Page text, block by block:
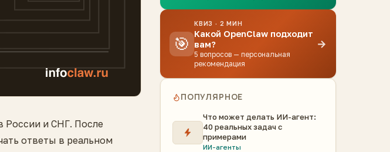
России и СНГ. После
ответы в реальном
🎯
КВИЗ · 2 МИН
Какой OpenClaw подходит
вам?
5 вопросов — персональная
рекомендация
→
ПОПУЛЯРНОЕ
Что может делать ИИ-агент:
40 реальных задач с
примерами
ИИ-агенты